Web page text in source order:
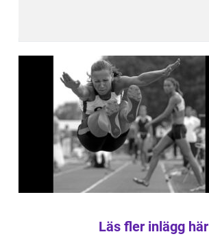
Läs fler inlägg här